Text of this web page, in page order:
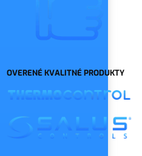
OVERENÉ KVALITNÉ PRODUKTY